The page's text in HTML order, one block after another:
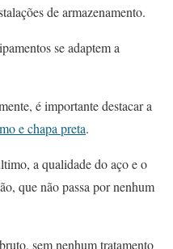
de armazenamento.
se adaptem a
é importante destacar a
e chapa preta.
a qualidade do aço e o
que não passa por nenhum
sem nenhum tratamento